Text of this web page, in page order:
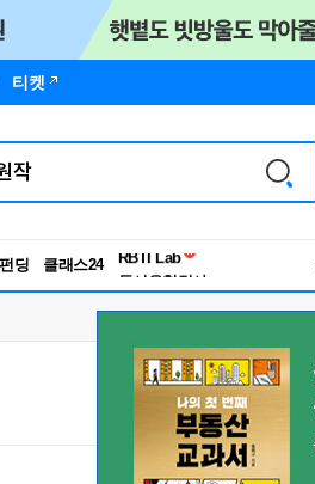
티켓
딩 클래스24
독서유형검사